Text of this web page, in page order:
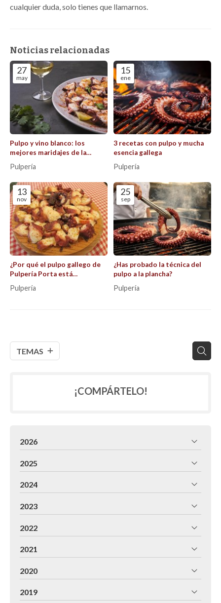
TEMAS
cualquier duda, solo tienes que llamarnos.
Noticias relacionadas
27
may
Pulpo y vino blanco: los
mejores maridajes de la
gastronomía gallega
explicados
Pulpería
15
ene
3 recetas con pulpo y mucha
esencia gallega
Pulpería
13
nov
¿Por qué el pulpo gallego de
Pulpería Porta está
considerado uno de los
mejores?
Pulpería
25
sep
¿Has probado la técnica del
pulpo a la plancha?
Pulpería
¡COMPÁRTELO!
2026
2025
2024
2023
2022
2021
2020
2019